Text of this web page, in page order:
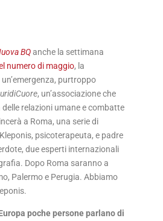
BQ anche la settimana
numero di maggio, la
purtroppo
, un’associazione che
delle relazioni umane e combatte
a Roma, una serie di
psicoterapeuta, e padre
due esperti internazionali
Dopo Roma saranno a
Palermo e Perugia. Abbiamo
poche persone parlano di